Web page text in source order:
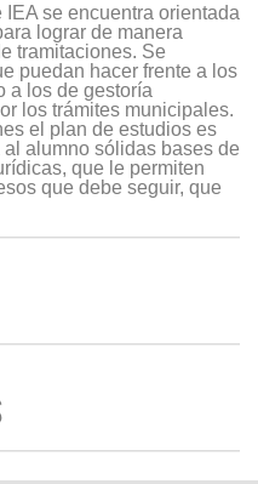
se encuentra orientada
lograr de manera
tramitaciones. Se
puedan hacer frente a los
a los de gestoría
los trámites municipales.
el plan de estudios es
alumno sólidas bases de
que le permiten
que debe seguir, que